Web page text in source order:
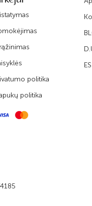
politika
politika